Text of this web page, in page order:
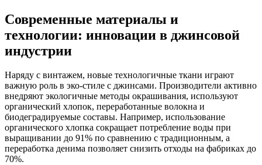
Современные материалы и
технологии: инновации в джинсовой
индустрии
Наряду с винтажем, новые технологичные ткани играют
важную роль в эко-стиле с джинсами. Производители активно
внедряют экологичные методы окрашивания, используют
органический хлопок, переработанные волокна и
биодеградируемые составы. Например, использование
органического хлопка сокращает потребление воды при
выращивании до 91% по сравнению с традиционным, а
переработка денима позволяет снизить отходы на фабриках до
70%.